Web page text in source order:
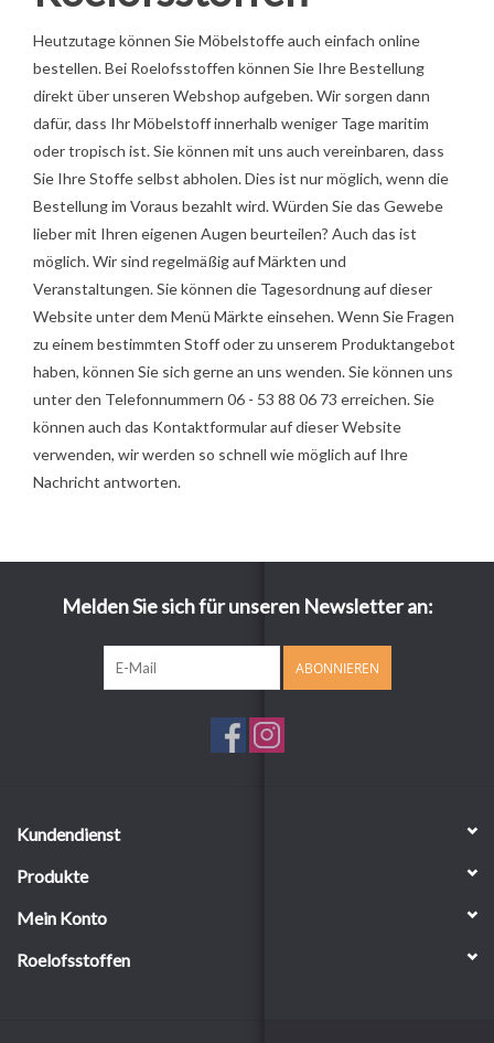
Heutzutage können Sie Möbelstoffe auch einfach online
bestellen. Bei Roelofsstoffen können Sie Ihre Bestellung
direkt über unseren Webshop aufgeben. Wir sorgen dann
dafür, dass Ihr Möbelstoff innerhalb weniger Tage maritim
oder tropisch ist. Sie können mit uns auch vereinbaren, dass
Sie Ihre Stoffe selbst abholen. Dies ist nur möglich, wenn die
Bestellung im Voraus bezahlt wird. Würden Sie das Gewebe
lieber mit Ihren eigenen Augen beurteilen? Auch das ist
möglich. Wir sind regelmäßig auf Märkten und
Veranstaltungen. Sie können die Tagesordnung auf dieser
Website unter dem Menü Märkte einsehen. Wenn Sie Fragen
zu einem bestimmten Stoff oder zu unserem Produktangebot
haben, können Sie sich gerne an uns wenden. Sie können uns
unter den Telefonnummern 06 - 53 88 06 73 erreichen. Sie
können auch das Kontaktformular auf dieser Website
verwenden, wir werden so schnell wie möglich auf Ihre
Nachricht antworten.
Melden Sie sich für unseren Newsletter an:
ABONNIEREN
Kundendienst
Produkte
Mein Konto
Roelofsstoffen